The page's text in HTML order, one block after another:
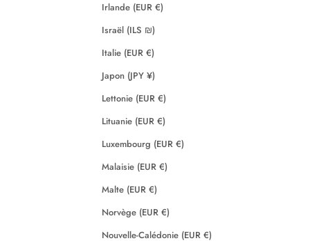
Irlande (EUR €)
Israël (ILS ₪)
Italie (EUR €)
Japon (JPY ¥)
Lettonie (EUR €)
Lituanie (EUR €)
Luxembourg (EUR €)
Malaisie (EUR €)
Malte (EUR €)
Norvège (EUR €)
Nouvelle-Calédonie (EUR €)